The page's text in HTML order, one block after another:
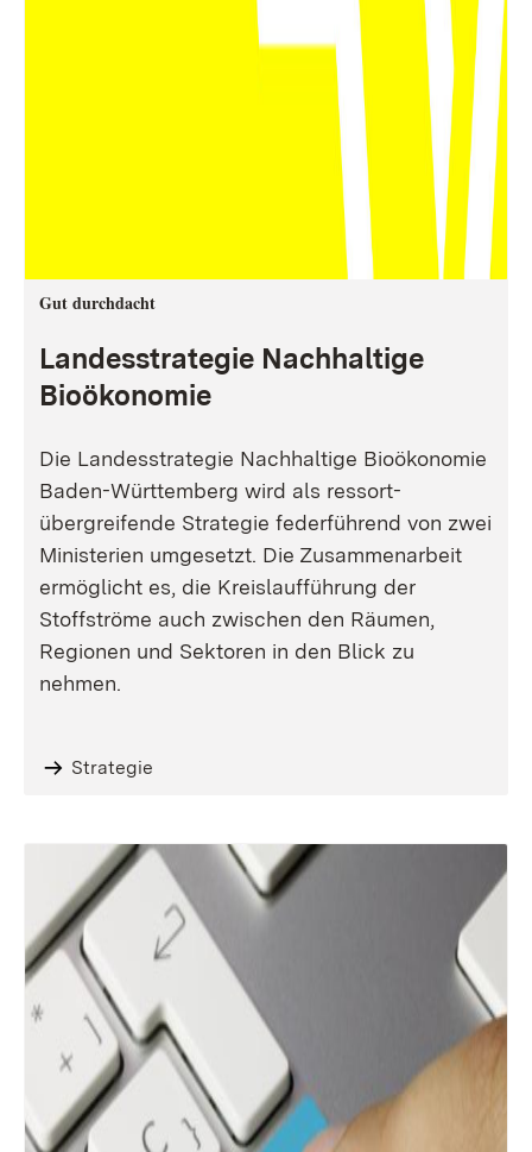
Gut durchdacht
Landesstrategie Nachhaltige
Bioökonomie
Die Landesstrategie Nachhaltige Bioökonomie
Baden-Württemberg wird als ressort-
übergreifende Strategie federführend von zwei
Ministerien umgesetzt. Die Zusammenarbeit
ermöglicht es, die Kreislaufführung der
Stoffströme auch zwischen den Räumen,
Regionen und Sektoren in den Blick zu
nehmen.
Strategie